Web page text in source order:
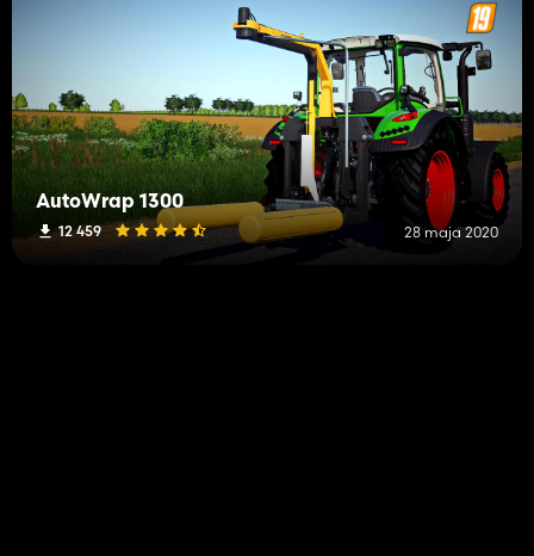
AutoWrap 1300
12 459 28 maja 2020